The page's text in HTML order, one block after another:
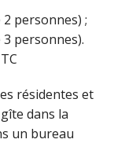
personnes) ;
personnes).
résidentes et
dans la
un bureau